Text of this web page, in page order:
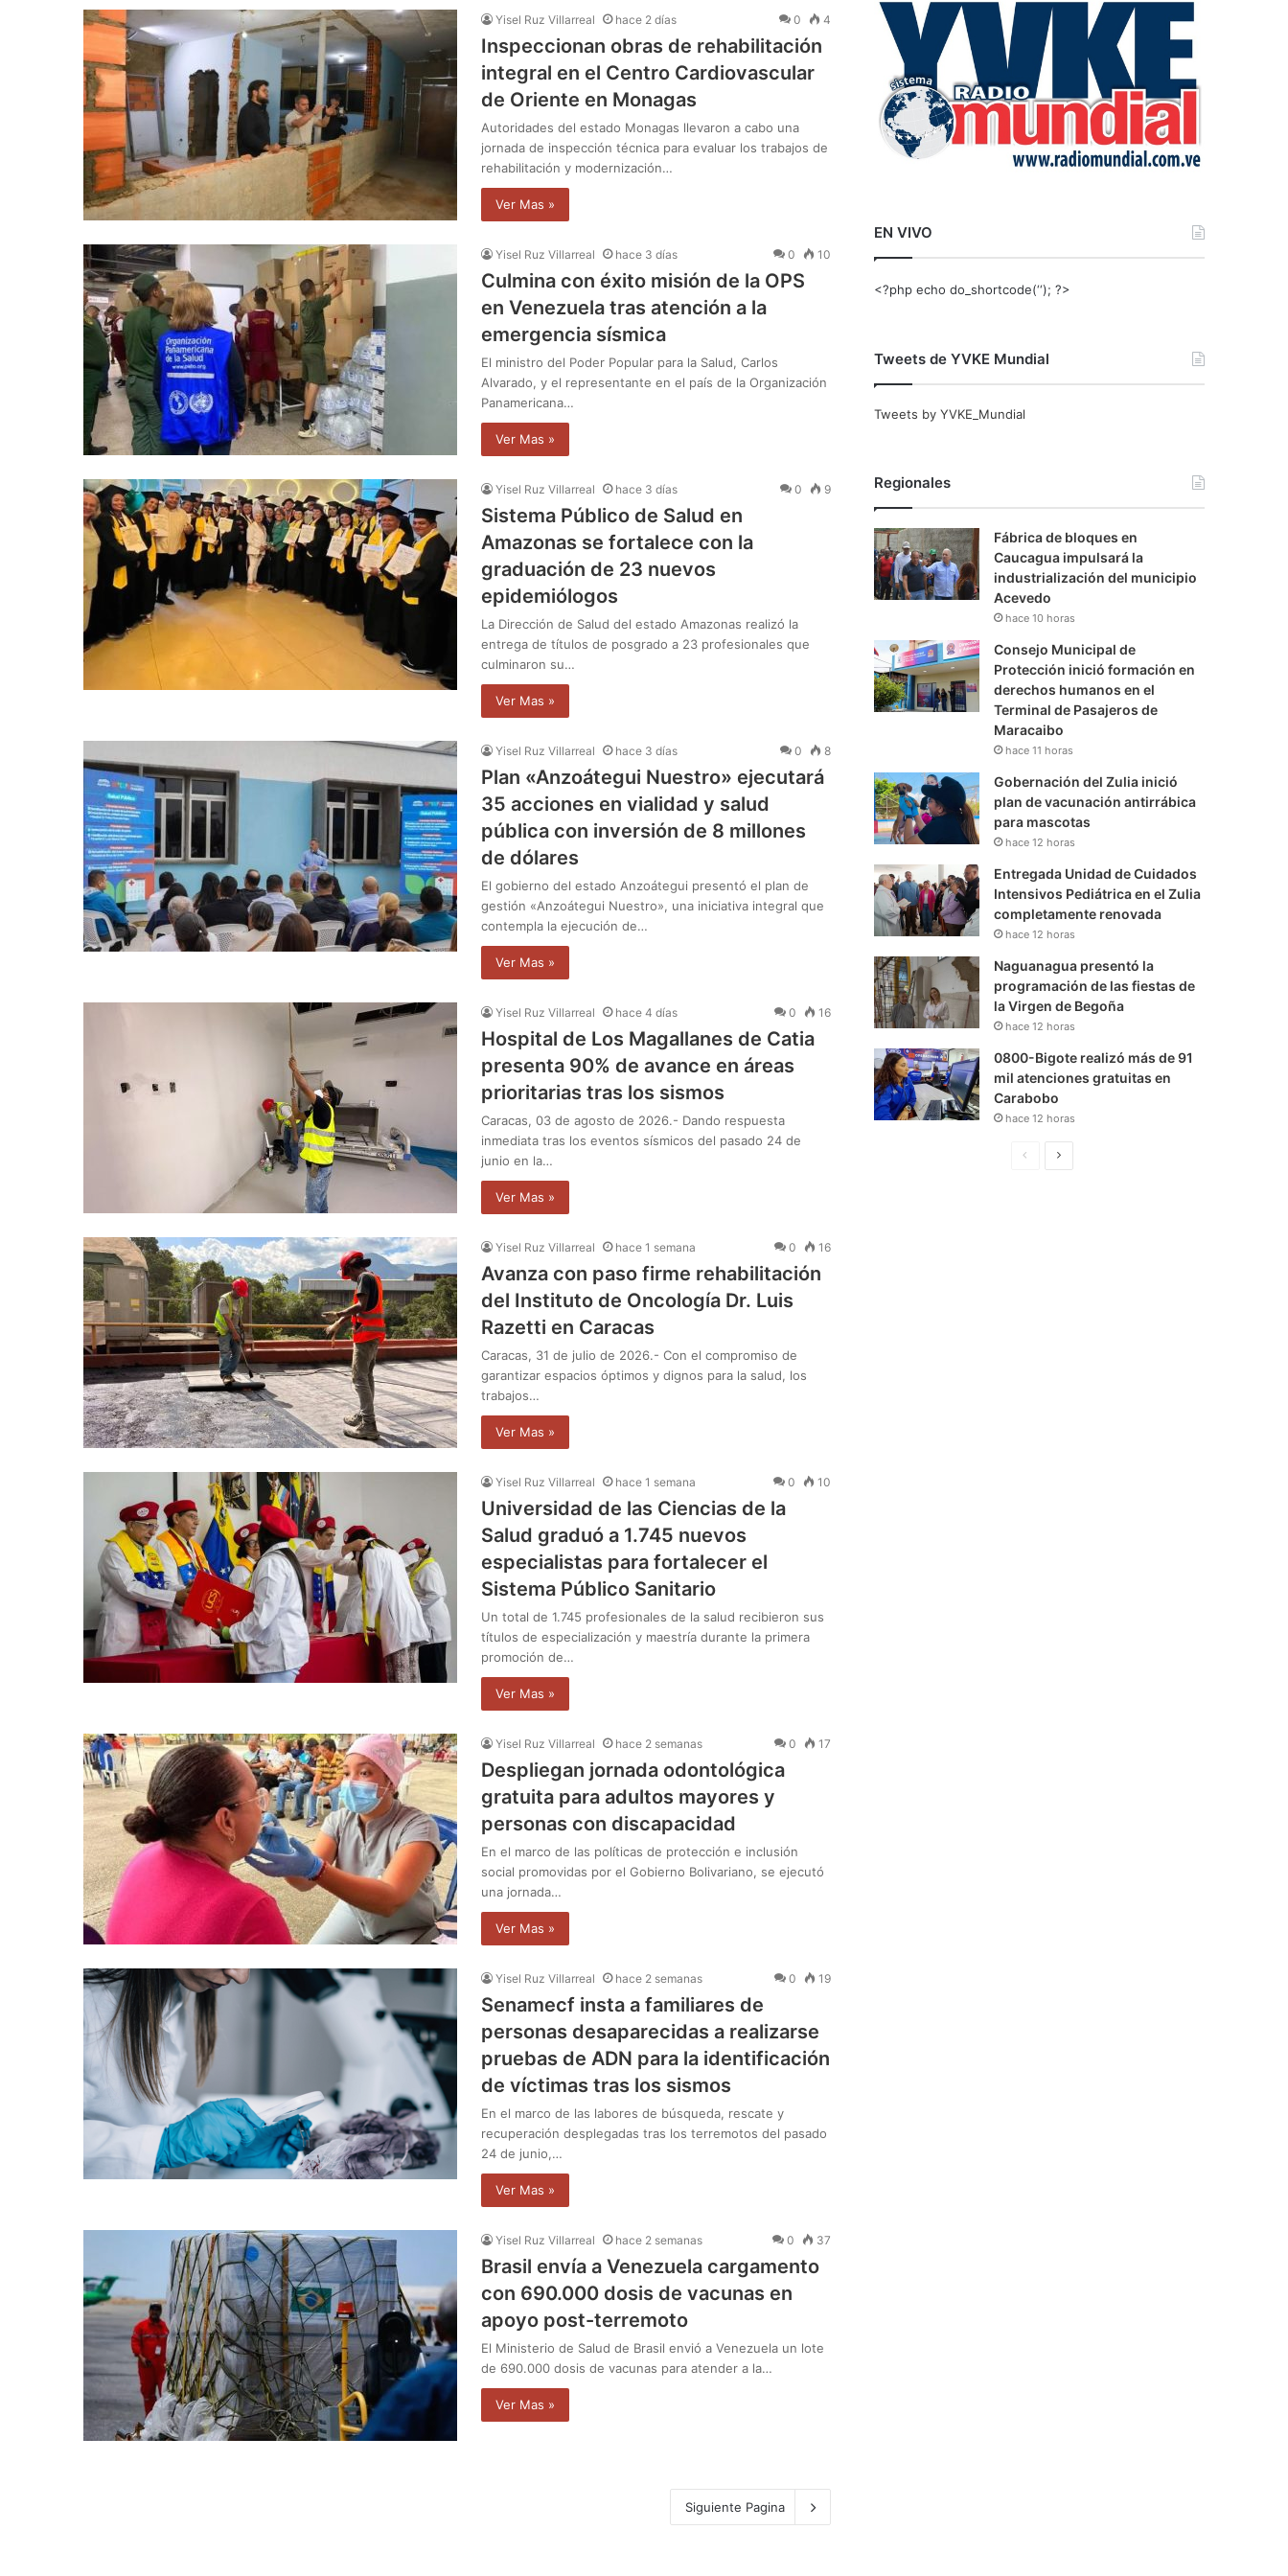
Yisel Ruz Villarreal hace 2 días 0 4
Inspeccionan obras de rehabilitación
integral en el Centro Cardiovascular
de Oriente en Monagas
Autoridades del estado Monagas llevaron a cabo una
jornada de inspección técnica para evaluar los trabajos de
rehabilitación y modernización…
Ver Mas »
Yisel Ruz Villarreal hace 3 días 0 10
Culmina con éxito misión de la OPS
en Venezuela tras atención a la
emergencia sísmica
El ministro del Poder Popular para la Salud, Carlos
Alvarado, y el representante en el país de la Organización
Panamericana…
Ver Mas »
Yisel Ruz Villarreal hace 3 días 0 9
Sistema Público de Salud en
Amazonas se fortalece con la
graduación de 23 nuevos
epidemiólogos
La Dirección de Salud del estado Amazonas realizó la
entrega de títulos de posgrado a 23 profesionales que
culminaron su…
Ver Mas »
Yisel Ruz Villarreal hace 3 días 0 8
Plan «Anzoátegui Nuestro» ejecutará
35 acciones en vialidad y salud
pública con inversión de 8 millones
de dólares
El gobierno del estado Anzoátegui presentó el plan de
gestión «Anzoátegui Nuestro», una iniciativa integral que
contempla la ejecución de…
Ver Mas »
Yisel Ruz Villarreal hace 4 días 0 16
Hospital de Los Magallanes de Catia
presenta 90% de avance en áreas
prioritarias tras los sismos
Caracas, 03 de agosto de 2026.- Dando respuesta
inmediata tras los eventos sísmicos del pasado 24 de
junio en la…
Ver Mas »
Yisel Ruz Villarreal hace 1 semana 0 16
Avanza con paso firme rehabilitación
del Instituto de Oncología Dr. Luis
Razetti en Caracas
​Caracas, 31 de julio de 2026.- Con el compromiso de
garantizar espacios óptimos y dignos para la salud, los
trabajos…
Ver Mas »
Yisel Ruz Villarreal hace 1 semana 0 10
Universidad de las Ciencias de la
Salud graduó a 1.745 nuevos
especialistas para fortalecer el
Sistema Público Sanitario
Un total de 1.745 profesionales de la salud recibieron sus
títulos de especialización y maestría durante la primera
promoción de…
Ver Mas »
Yisel Ruz Villarreal hace 2 semanas 0 17
Despliegan jornada odontológica
gratuita para adultos mayores y
personas con discapacidad
En el marco de las políticas de protección e inclusión
social promovidas por el Gobierno Bolivariano, se ejecutó
una jornada…
Ver Mas »
Yisel Ruz Villarreal hace 2 semanas 0 19
Senamecf insta a familiares de
personas desaparecidas a realizarse
pruebas de ADN para la identificación
de víctimas tras los sismos
En el marco de las labores de búsqueda, rescate y
recuperación desplegadas tras los terremotos del pasado
24 de junio,…
Ver Mas »
Yisel Ruz Villarreal hace 2 semanas 0 37
Brasil envía a Venezuela cargamento
con 690.000 dosis de vacunas en
apoyo post-terremoto
El Ministerio de Salud de Brasil envió a Venezuela un lote
de 690.000 dosis de vacunas para atender a la…
Ver Mas »
Siguiente Pagina
r
EN VIVO
<?php echo do_shortcode(‘‘); ?>
Tweets de YVKE Mundial
Tweets by YVKE_Mundial
Regionales
Fábrica de bloques en
Caucagua impulsará la
industrialización del municipio
Acevedo
hace 10 horas
Consejo Municipal de
Protección inició formación en
derechos humanos en el
Terminal de Pasajeros de
Maracaibo
hace 11 horas
Gobernación del Zulia inició
plan de vacunación antirrábica
para mascotas
hace 12 horas
Entregada Unidad de Cuidados
Intensivos Pediátrica en el Zulia
completamente renovada
hace 12 horas
Naguanagua presentó la
programación de las fiestas de
la Virgen de Begoña
hace 12 horas
0800-Bigote realizó más de 91
mil atenciones gratuitas en
Carabobo
hace 12 horas
S